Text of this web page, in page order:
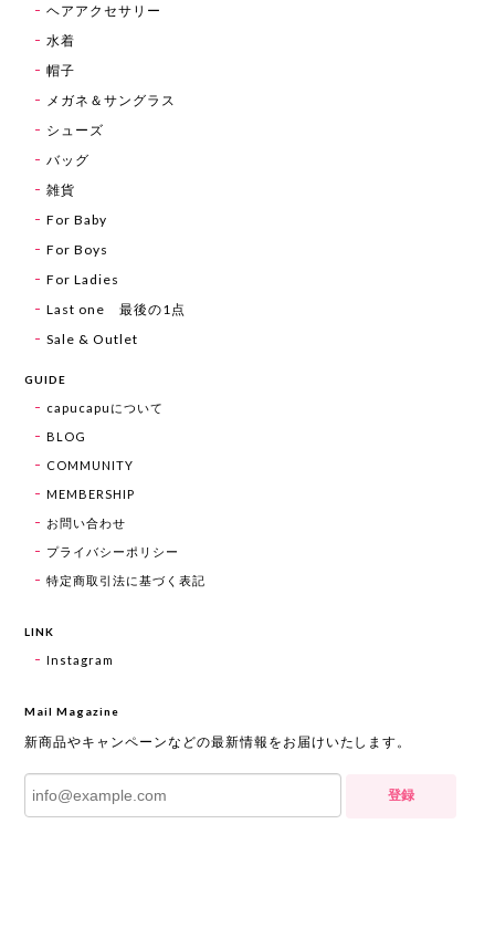
ヘアアクセサリー
水着
帽子
メガネ＆サングラス
シューズ
バッグ
雑貨
For Baby
For Boys
For Ladies
Last one 最後の1点
Sale & Outlet
GUIDE
capucapuについて
BLOG
COMMUNITY
MEMBERSHIP
お問い合わせ
プライバシーポリシー
特定商取引法に基づく表記
LINK
Instagram
Mail Magazine
新商品やキャンペーンなどの最新情報をお届けいたします。
登録